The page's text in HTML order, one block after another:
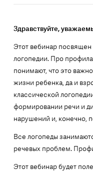
Здравствуйте,
Этот вебинар
логопедии. Про
понимают, что это
жизни ребенка, да и
классической
формировании речи и
нарушений и, конечно,
Все логопеды
речевых проблем.
Этот вебинар будет